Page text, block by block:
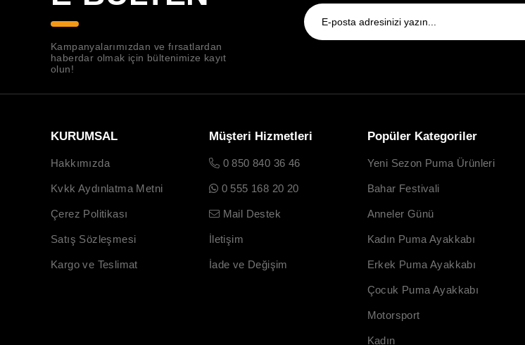
Kampanyalarımızdan ve fırsatlardan
haberdar olmak için bültenimize kayıt
olun!
KURUMSAL
Hakkımızda
Kvkk Aydınlatma Metni
Çerez Politikası
Satış Sözleşmesi
Kargo ve Teslimat
Müşteri Hizmetleri
0 850 840 36 46
0 555 168 20 20
Mail Destek
İletişim
İade ve Değişim
Popüler Kategoriler
Yeni Sezon Puma Ürünleri
Bahar Festivali
Anneler Günü
Kadın Puma Ayakkabı
Erkek Puma Ayakkabı
Çocuk Puma Ayakkabı
Motorsport
Kadın